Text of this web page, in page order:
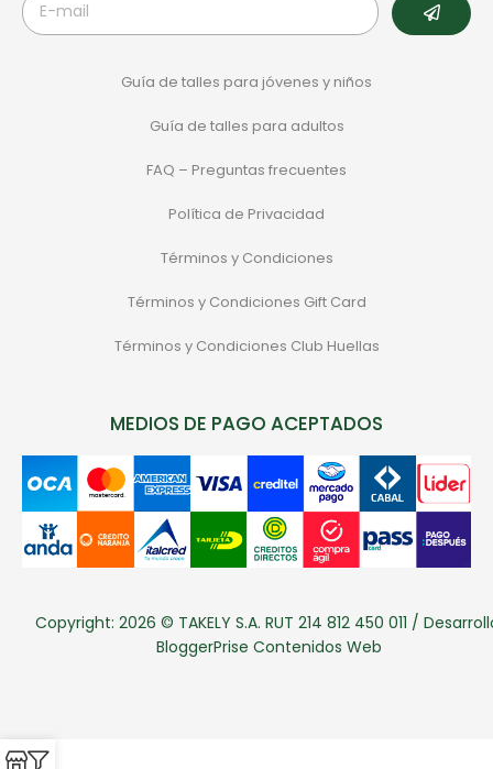
Guía de talles para jóvenes y niños
Guía de talles para adultos
FAQ – Preguntas frecuentes
Política de Privacidad
Términos y Condiciones
Términos y Condiciones Gift Card
Términos y Condiciones Club Huellas
MEDIOS DE PAGO ACEPTADOS
Copyright: 2026 © TAKELY S.A. RUT 214 812 450 011 /
BloggerPrise Contenidos Web